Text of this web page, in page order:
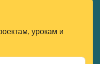
урокам и